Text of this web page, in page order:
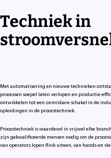
Techniek in
Met automatisering en nieuwe technieken
processen soepel laten verlopen en productie-
ontwikkelen tot een onmisbare schakel in de
opleidingen in de procestechniek.
Procestechniek is waardevol in vrijwel elke
zijn gekwalificeerde mensen nodig om de
van operators lopen flink uiteen, van hands-on